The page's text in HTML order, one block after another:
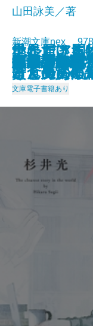
灼熱
擬傷の鳥は
プリンシパ
アイドルだ
星に届ける
賞」受賞作
あわこさま
うしろにご
ナルニア
けん号の航
真冬の訪問
いただきま
と食のある
山田詠美／著
新潮文庫nex
2025/01/29
文庫電子書籍あり
世界でいち
2
家裁調査官
火山のふも
鯉姫婚姻譚
死ぬまでに
それでも日
胃が合うふ
ブロッコリ
いのちの記
ナルニア
子と魔法の